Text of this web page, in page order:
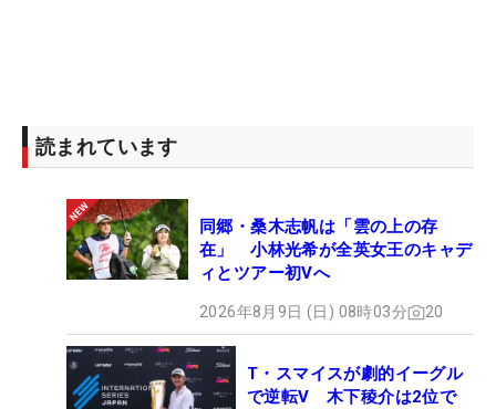
読まれています
同郷・桑木志帆は「雲の上の存
在」 小林光希が全英女王のキャデ
ィとツアー初Vへ
2026年8月9日 (日) 08時03分 20
T・スマイスが劇的イーグル
で逆転V 木下稜介は2位で